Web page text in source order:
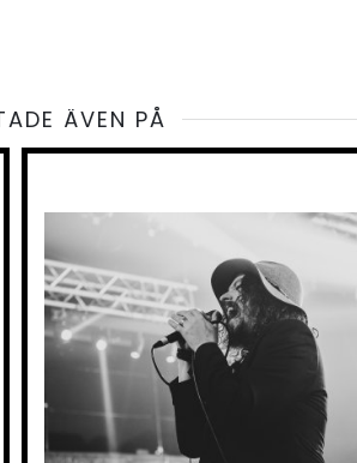
ÄVEN PÅ